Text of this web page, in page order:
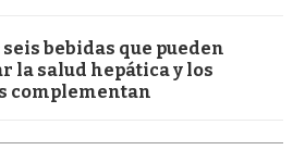
bebidas que pueden
la salud hepática y los
complementan